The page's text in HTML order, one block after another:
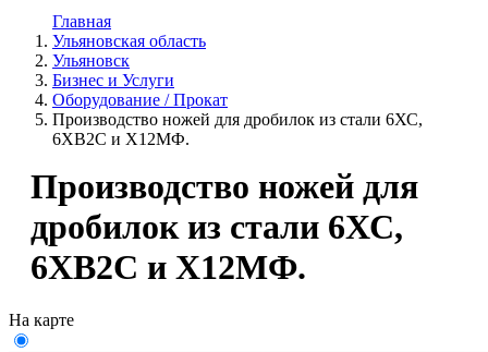
Главная
Ульяновская область
Ульяновск
Бизнес и Услуги
Оборудование / Прокат
Производство ножей для дробилок из стали 6ХС,
6ХВ2С и Х12МФ.
Производство ножей для
дробилок из стали 6ХС,
6ХВ2С и Х12МФ.
На карте